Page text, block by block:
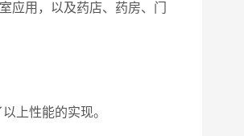
用，以及药店、药房、门
上性能的实现。